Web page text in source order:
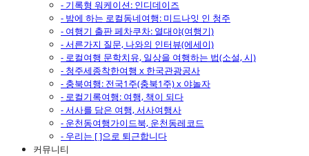
- 기록형 워케이션: 인디데이즈
- 밤에 하는 로컬동네여행: 미드나잇 인 청주
- 여행기 출판 페차쿠차: 열대야(여행기)
- 서른가지 질문, 나와의 인터뷰(에세이)
- 로컬여행 문학치유, 일상을 여행하는 법(소설, 시)
- 청주세종착한여행 x 한국관광공사
- 충북여행: 전국1주(충북1주) x 야놀자
- 로컬기록여행: 여행, 책이 되다
- 서사를 담은 여행, 서사여행사
- 운천동여행가이드북, 운천동레코드
- 우리는 [ ]으로 퇴근합니다
커뮤니티